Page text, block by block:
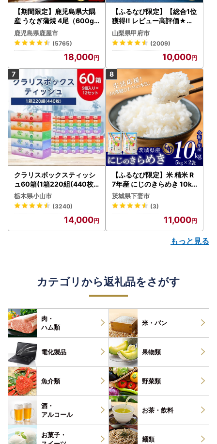
【期間限定】鹿児島県大隅
産 うなぎ蒲焼 4尾（600g
） KN007-004-04-cp18
うなぎ 鰻 魚 惣菜 総菜
鹿児島県鹿屋市
(5765)
18,000
【ふるなび限定】【総合1位
獲得!! レビュー高評価★】
〈2026年度配送分〉山梨
県産 シャインマスカット 2
～3房（1.0kg以上）シャイ
ン フルーツ FN-Limited-S
P
山梨県甲府市
(2009)
10,000
クラリスボックスティッシ
ュ60箱(1箱220組(440枚))
(5個入り×12セット)【配送
不可地域：離島・沖縄県】
【1256759】
栃木県小山市
(3240)
14,000
【ふるなび限定】米 精米 R
7年産 にじのきらめき 10kg
10月 FN-Limited-PR
茨城県下妻市
(3)
11,000
もっと見る
カテゴリから返礼品をさがす
肉・
ハム類
米・パン
電化製品 果物類
魚介類 野菜類
酒・
アルコール
お茶・ 飲料
お菓子・
麺類